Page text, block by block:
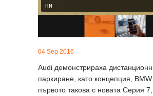
ни
04 Sep 2016
Audi демонстрираха
паркиране, като концепция,
първото такова с новата Серия